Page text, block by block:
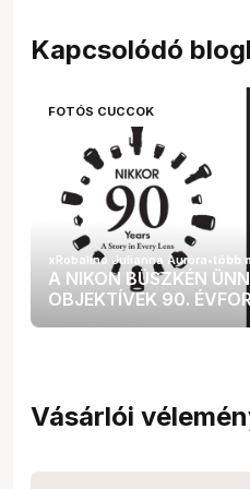
Kapcsolódó
FOTÓS CUCCOK
A NIKON BÜSZKÉN
OBJEKTÍVEK 90.
xRobalino Julianna Auróra•több
Vásárlói